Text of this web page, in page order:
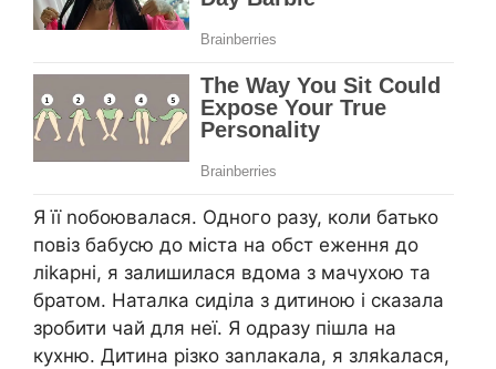
Я її nобоювалася. Одного разу, коли батько
повіз бабусю до міста на обст еження до
ліkарні, я залишилася вдома з мачухою та
братом. Наталка сиділа з дитиною і сказала
зробити чай для неї. Я одразу пішла на
кухню. Дитина різко заnлакала, я зляkалася,